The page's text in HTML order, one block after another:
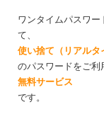
ワンタイムパスワー
て、
使い捨て（リアルタ
のパスワードをご利
無料サービス
です。